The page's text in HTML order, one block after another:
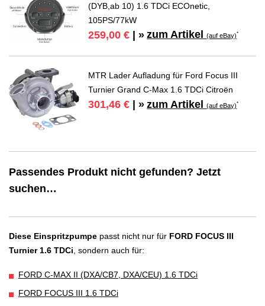
(DYB,ab 10) 1.6 TDCi ECOnetic,
105PS/77kW
259,00 € | » zum Artikel(auf eBay)*
MTR Lader Aufladung für Ford Focus III
Turnier Grand C-Max 1.6 TDCi Citroën
301,46 € | » zum Artikel(auf eBay)*
Passendes Produkt nicht gefunden? Jetzt
suchen…
Diese Einspritzpumpe passt nicht nur für FORD FOCUS III
Turnier 1.6 TDCi , sondern auch für:
FORD C-MAX II (DXA/CB7, DXA/CEU) 1.6 TDCi
FORD FOCUS III 1.6 TDCi